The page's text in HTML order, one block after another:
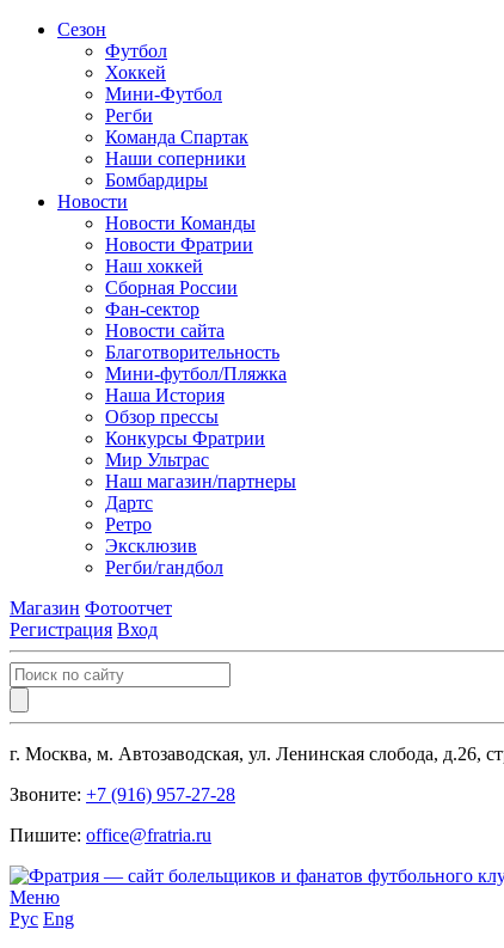
Сезон
Футбол
Хоккей
Мини-Футбол
Регби
Команда Спартак
Наши соперники
Бомбардиры
Новости
Новости Команды
Новости Фратрии
Наш хоккей
Сборная России
Фан-cектор
Новости сайта
Благотворительность
Мини-футбол/Пляжка
Наша История
Обзор прессы
Конкурсы Фратрии
Мир Ультрас
Наш магазин/партнеры
Дартс
Ретро
Эксклюзив
Регби/гандбол
Магазин Фотоотчет
Регистрация Вход
г. Москва, м. Автозаводская, ул. Ленинская слобода, д.26,
Звоните: +7 (916) 957-27-28
Пишите: office@fratria.ru
Меню
Рус Eng